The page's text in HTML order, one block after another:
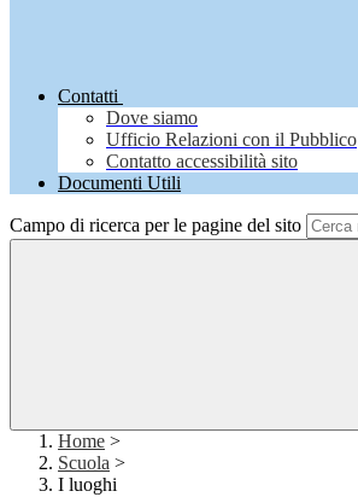
Contatti
Dove siamo
Ufficio Relazioni con il Pubblico
Contatto accessibilità sito
Documenti Utili
Campo di ricerca per le pagine del sito
Home >
Scuola >
I luoghi